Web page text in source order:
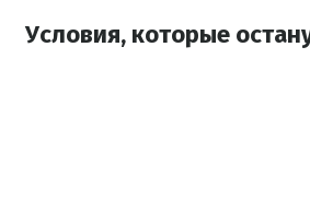
Условия, которые